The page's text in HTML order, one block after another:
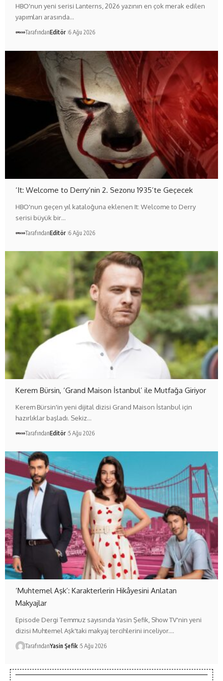
HBO'nun yeni serisi Lanterns, 2026 yazının en çok merak edilen
yapımları arasında…
TarafındanEditör 6 Ağu 2026
‘It: Welcome to Derry’nin 2. Sezonu 1935’te Geçecek
HBO'nun geçen yıl kataloğuna eklenen It: Welcome to Derry
serisi büyük bir…
TarafındanEditör 6 Ağu 2026
Kerem Bürsin, ‘Grand Maison İstanbul’ ile Mutfağa Giriyor
Kerem Bürsin'in yeni dijital dizisi Grand Maison İstanbul için
hazırlıklar başladı. Sekiz…
TarafındanEditör 5 Ağu 2026
‘Muhtemel Aşk’: Karakterlerin Hikâyesini Anlatan
Makyajlar
Episode Dergi Temmuz sayısında Yasin Şefik, Show TV'nin yeni
dizisi Muhtemel Aşk'taki makyaj tercihlerini inceliyor.…
TarafındanYasin Şefik 5 Ağu 2026